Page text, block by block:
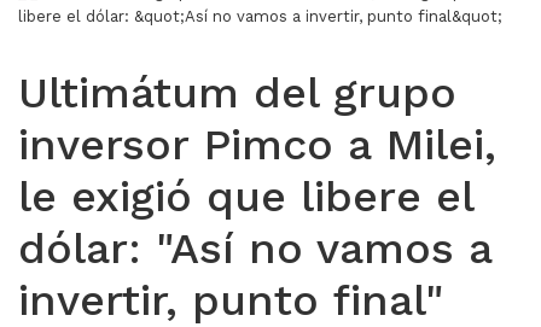
Ultimátum del grupo
inversor Pimco a Milei,
le exigió que libere el
dólar: "Así no vamos a
invertir, punto final"